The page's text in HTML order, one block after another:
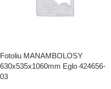
Fotoliu MANAMBOLOSY
630x535x1060mm Eglo 424656-
03